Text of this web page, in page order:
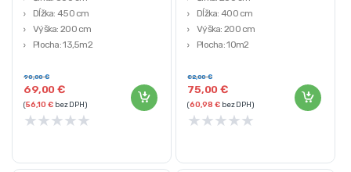
Dĺžka: 450 cm
Výška: 200 cm
Plocha: 13,5m2
odolná
69,00€
90,00€
(56,10€bez DPH)
★★★★★
Dĺžka: 400 cm
Výška: 200 cm
Plocha: 10m2
cm
75,00€
82,00€
(60,98€bez DPH)
★★★★★